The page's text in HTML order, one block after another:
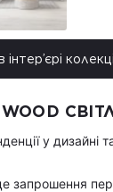
у
запрошення